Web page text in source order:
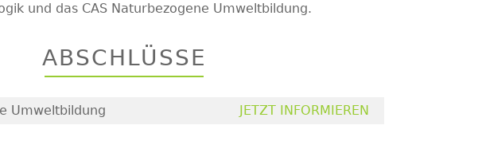
und das CAS Naturbezogene Umweltbildung.
ABSCHLÜSSE
Umweltbildung JETZT INFORMIEREN